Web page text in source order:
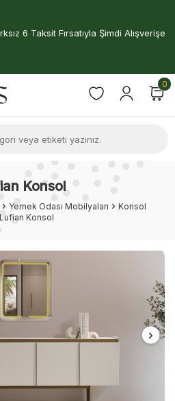
6 Taksit Fırsatıyla Şimdi Alışverişe
0
Konsol
Yemek Odası Mobilyaları
Konsol
Lufian Konsol